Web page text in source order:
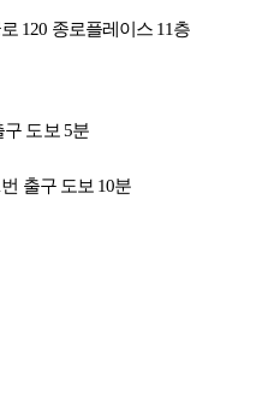
120 종로플레이스 11층
구 도보 5분
번 출구 도보 10분